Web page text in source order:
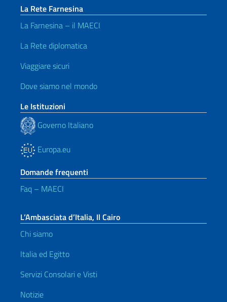
La Rete Farnesina
La Farnesina – il MAECI
La Rete diplomatica
Viaggiare sicuri
Dove siamo nel mondo
Le Istituzioni
Governo Italiano
Europa.eu
Domande frequenti
Faq – MAECI
L’Ambasciata d’Italia, Il Cairo
Chi siamo
Italia ed Egitto
Servizi Consolari e Visti
Notizie